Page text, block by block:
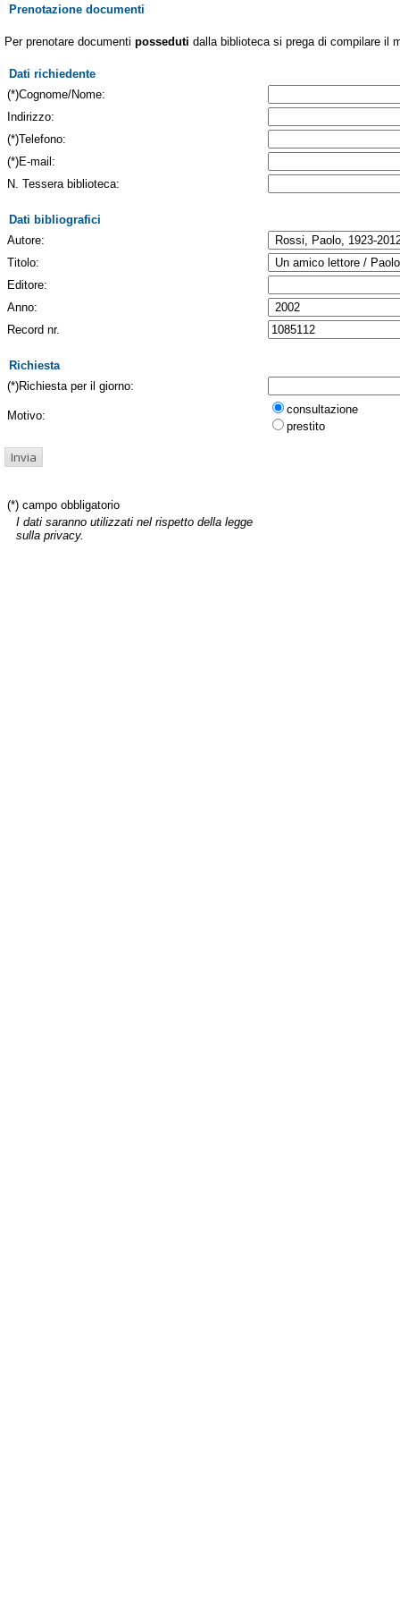
Prenotazione documenti
Per prenotare documenti posseduti dalla biblioteca si prega di compilare il
Dati richiedente
(*)Cognome/Nome:
Indirizzo:
(*)Telefono:
(*)E-mail:
N. Tessera biblioteca:
Dati bibliografici
Autore:
Titolo:
Editore:
Anno:
Record nr.
Richiesta
(*)Richiesta per il giorno:
Motivo:
consultazione
prestito
(*) campo obbligatorio
I dati saranno utilizzati nel rispetto della legge
sulla privacy.